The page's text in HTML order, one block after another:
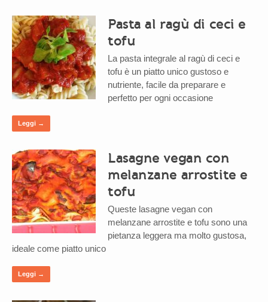
Pasta al ragù di ceci e
tofu
La pasta integrale al ragù di ceci e
tofu è un piatto unico gustoso e
nutriente, facile da preparare e
perfetto per ogni occasione
Leggi →
Lasagne vegan con
melanzane arrostite e
tofu
Queste lasagne vegan con
melanzane arrostite e tofu sono una
pietanza leggera ma molto gustosa,
ideale come piatto unico
Leggi →